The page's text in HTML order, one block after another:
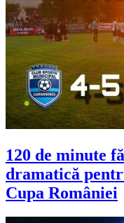
120 de minute
dramatică
Cupa României